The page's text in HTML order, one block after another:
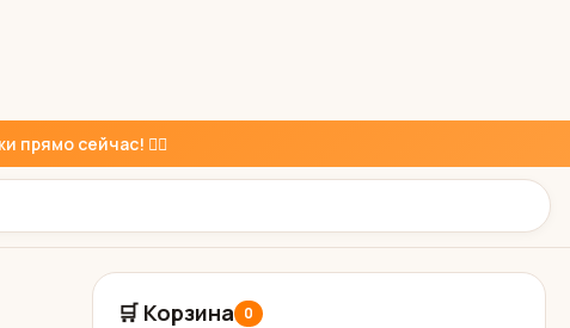
прямо сейчас! 👇🏼
🛒 Корзина 0